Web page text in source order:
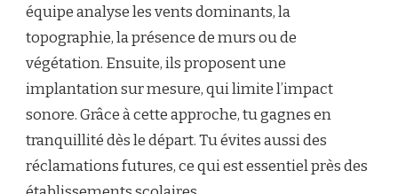
équipe analyse les vents dominants, la
topographie, la présence de murs ou de
végétation. Ensuite, ils proposent une
implantation sur mesure, qui limite l’impact
sonore. Grâce à cette approche, tu gagnes en
tranquillité dès le départ. Tu évites aussi des
réclamations futures, ce qui est essentiel près des